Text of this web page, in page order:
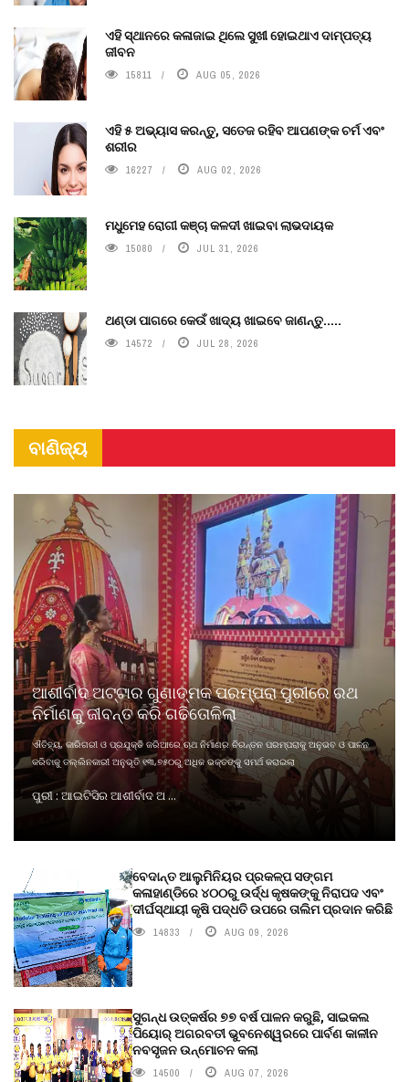
ଏହି ସ୍ଥାନରେ କଳାଜାଇ ଥିଲେ ସୁଖୀ ହୋଇଥାଏ ଦାମ୍ପତ୍ୟ
ଜୀବନ
15811 AUG 05, 2026
ଏହି ୫ ଅଭ୍ୟାସ କରନ୍ତୁ, ସତେଜ ରହିବ ଆପଣଙ୍କ ଚର୍ମ ଏବଂ
ଶରୀର
16227 AUG 02, 2026
ମଧୁମେହ ରୋଗୀ କଞ୍ଚା କଳଦୀ ଖାଇବା ଲାଭଦାୟକ
15080 JUL 31, 2026
ଥଣ୍ଡା ପାଗରେ କେଉଁ ଖାଦ୍ୟ ଖାଇବେ ଜାଣନ୍ତୁ.....
14572 JUL 28, 2026
ବାଣିଜ୍ୟ
ଆଶୀର୍ବାଦ ଅଟ୍ଟାର ଗୁଣାତ୍ମକ ପରମ୍ପରା ପୁରୀରେ ରଥ
ନିର୍ମାଣକୁ ଜୀବନ୍ତ କରି ଗଢିତୋଳିଲା
ଐତିହ୍ୟ, କାରିଗରୀ ଓ ପ୍ରଯୁକ୍ତି ଜରିଆରେ ଋଥ ନିର୍ମାଣର ଚିରନ୍ତନ ପରମ୍ପରାକୁ ଅନୁଭବ ଓ ପାଳନ
କରିବାକୁ ତଲ୍ଲିନକାରୀ ଅନୁଭୂତି ୧୩,୭୫୦ରୁ ଅଧିକ ଭକ୍ତଙ୍କୁ ସମର୍ଥ କରାଇଲା
ପୁରୀ : ଆଇଟିସିର ଆଶୀର୍ବାଦ ଅ ...
ବେଦାନ୍ତ ଆଲୁମିନିୟର ପ୍ରକଳ୍ପ ସଙ୍ଗମ
କଳାହାଣ୍ଡିରେ ୪୦୦ରୁ ଉର୍ଦ୍ଧ କୃଷକଙ୍କୁ ନିରାପଦ ଏବଂ
ଦୀର୍ଘସ୍ଥାୟୀ କୃଷି ପଦ୍ଧତି ଉପରେ ତାଲିମ ପ୍ରଦାନ କରିଛି
14833 AUG 09, 2026
ସୁଗନ୍ଧ ଉତ୍କର୍ଷର ୭୭ ବର୍ଷ ପାଳନ କରୁଛି, ସାଇକଲ
ପିୟୋର୍‌ ଅଗରବତୀ ଭୁବନେଶ୍ୱରରେ ପାର୍ବଣ କାଳୀନ
ନବସୃଜନ ଉନ୍ମୋଚନ କଲା
14500 AUG 07, 2026